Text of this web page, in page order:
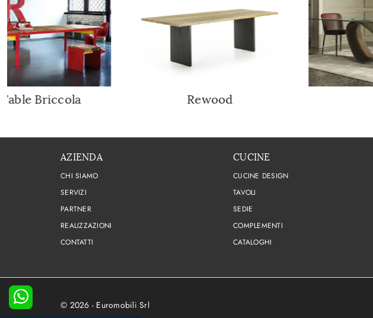
Briccola Rewood
AZIENDA
CHI SIAMO
SERVIZI
PARTNER
REALIZZAZIONI
CONTATTI
CUCINE
CUCINE DESIGN
TAVOLI
SEDIE
COMPLEMENTI
CATALOGHI
© 2026 - Euromobili Srl